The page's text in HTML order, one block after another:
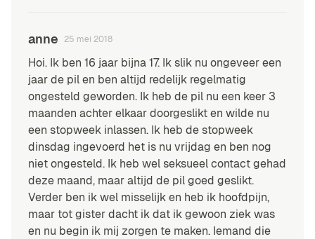
anne 25 mei 2018
Hoi. Ik ben 16 jaar bijna 17. Ik slik nu ongeveer een
jaar de pil en ben altijd redelijk regelmatig
ongesteld geworden. Ik heb de pil nu een keer 3
maanden achter elkaar doorgeslikt en wilde nu
een stopweek inlassen. Ik heb de stopweek
dinsdag ingevoerd het is nu vrijdag en ben nog
niet ongesteld. Ik heb wel seksueel contact gehad
deze maand, maar altijd de pil goed geslikt.
Verder ben ik wel misselijk en heb ik hoofdpijn,
maar tot gister dacht ik dat ik gewoon ziek was
en nu begin ik mij zorgen te maken. Iemand die